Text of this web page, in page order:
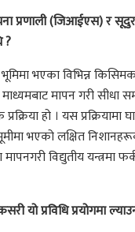
प्रणाली (जिआईएस) र
?
भएका विभिन्न
मापन गरी सीधा
प्रक्रिया हो । यस
भएको लक्षित
विद्युतीय यन्त्रमा
यो प्रविधि प्रयोगमा